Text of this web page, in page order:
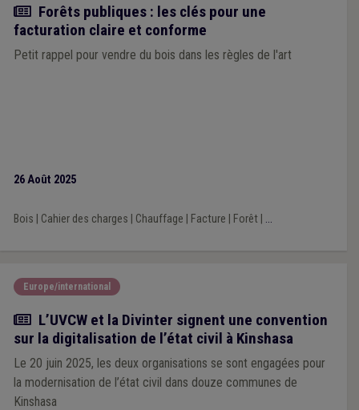
Actualité
Forêts publiques : les clés pour une
facturation claire et conforme
Petit rappel pour vendre du bois dans les règles de l'art
26 Août 2025
Bois Cahier des charges Chauffage Facture Forêt| ...
Europe/international
Actualité
L’UVCW et la Divinter signent une convention
sur la digitalisation de l’état civil à Kinshasa
Le 20 juin 2025, les deux organisations se sont engagées pour
la modernisation de l’état civil dans douze communes de
Kinshasa